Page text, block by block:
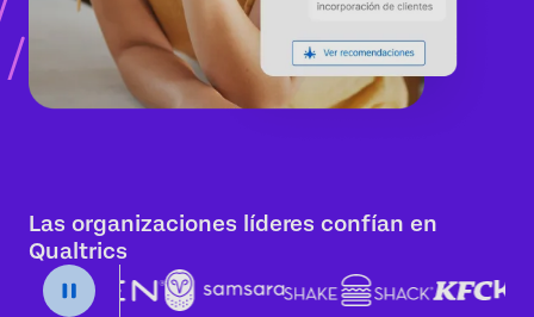
Las organizaciones líderes confían en
Qualtrics